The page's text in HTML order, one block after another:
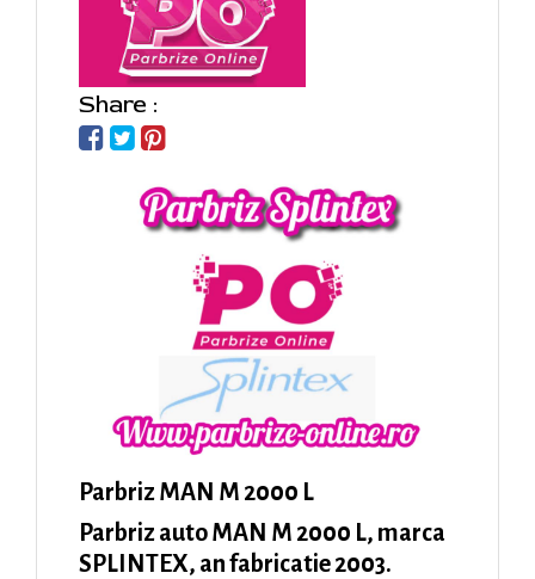
Share :
Parbriz MAN M 2000 L
Parbriz auto MAN M 2000 L, marca
SPLINTEX, an fabricatie 2003.